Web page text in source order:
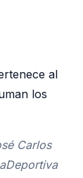
al
los
Carlos